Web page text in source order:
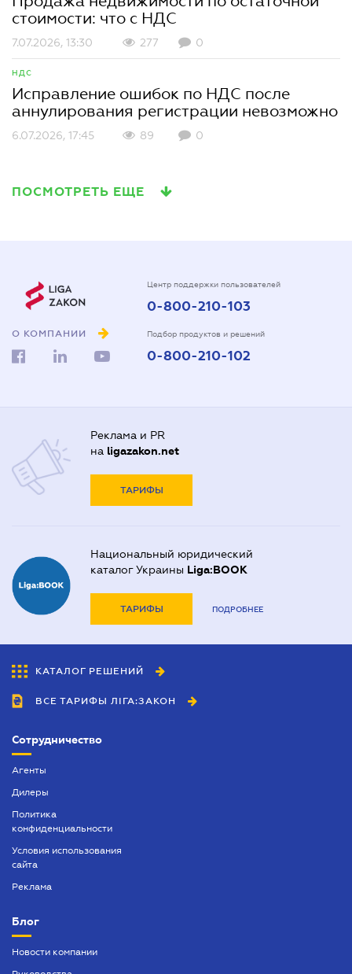
стоимости: что с НДС
7.07.2026, 13:30 277 0
НДС
Исправление ошибок по НДС после
аннулирования регистрации невозможно
6.07.2026, 17:45 89 0
ПОСМОТРЕТЬ ЕЩЕ
О КОМПАНИИ
Центр поддержки пользователей
0-800-210-103
Подбор продуктов и решений
0-800-210-102
Реклама и PR
на ligazakon.net
ТАРИФЫ
Национальный юридический
каталог Украины Liga:BOOK
ТАРИФЫ ПОДРОБНЕЕ
КАТАЛОГ РЕШЕНИЙ
ВСЕ ТАРИФЫ ЛІГА:ЗАКОН
Сотрудничество
Агенты
Дилеры
Политика
конфиденциальности
Условия использования
сайта
Реклама
Блог
Новости компании